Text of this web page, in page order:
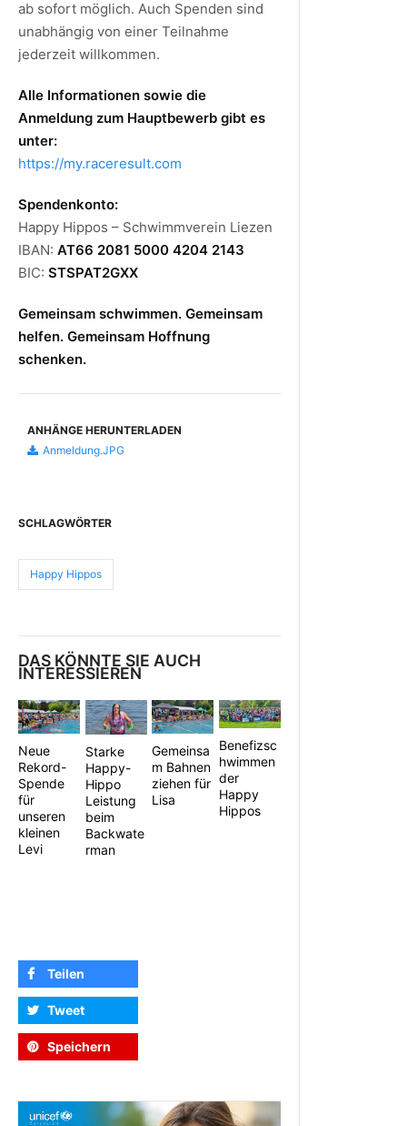
ab sofort möglich. Auch Spenden sind
unabhängig von einer Teilnahme
jederzeit willkommen.
Alle Informationen sowie die
Anmeldung zum Hauptbewerb gibt es
unter:
https://my.raceresult.com
Spendenkonto:
Happy Hippos – Schwimmverein Liezen
IBAN: AT66 2081 5000 4204 2143
BIC: STSPAT2GXX
Gemeinsam schwimmen. Gemeinsam
helfen. Gemeinsam Hoffnung
schenken.
ANHÄNGE HERUNTERLADEN
Anmeldung.JPG
SCHLAGWÖRTER
Happy Hippos
DAS KÖNNTE SIE AUCH
INTERESSIEREN
Neue
Rekord-
Spende
für
unseren
kleinen
Levi
Starke
Happy-
Hippo
Leistung
beim
Backwate
rman
Gemeinsa
m Bahnen
ziehen für
Lisa
Benefizsc
hwimmen
der
Happy
Hippos
Teilen
Tweet
Speichern